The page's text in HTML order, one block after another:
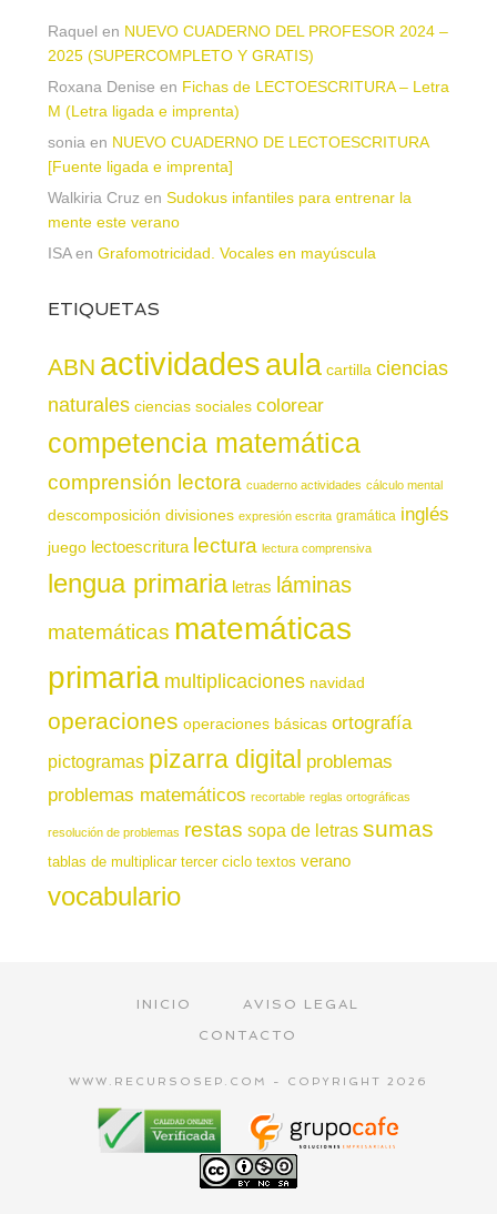
Raquel en NUEVO CUADERNO DEL PROFESOR 2024 –
2025 (SUPERCOMPLETO Y GRATIS)
Roxana Denise en Fichas de LECTOESCRITURA – Letra
M (Letra ligada e imprenta)
sonia en NUEVO CUADERNO DE LECTOESCRITURA
[Fuente ligada e imprenta]
Walkiria Cruz en Sudokus infantiles para entrenar la
mente este verano
ISAen Grafomotricidad. Vocales en mayúscula
ETIQUETAS
ABN actividadesaula cartilla ciencias
naturales ciencias sociales colorear
competencia matemática
comprensión lectora cuaderno actividades cálculo mental
descomposición divisiones expresión escrita gramática inglés
juego lectoescritura lectura lectura comprensiva
lengua primaria letras láminas
matemáticas matemáticas
primaria multiplicaciones navidad
operaciones operaciones básicas ortografía
pictogramas pizarra digital problemas
problemas matemáticos recortable reglas ortográficas
resolución de problemas restas sopa de letras sumas
tablas de multiplicar tercer ciclo textos verano
vocabulario
INICIO
AVISO LEGAL
CONTACTO
WWW.RECURSOSEP.COM - COPYRIGHT 2026